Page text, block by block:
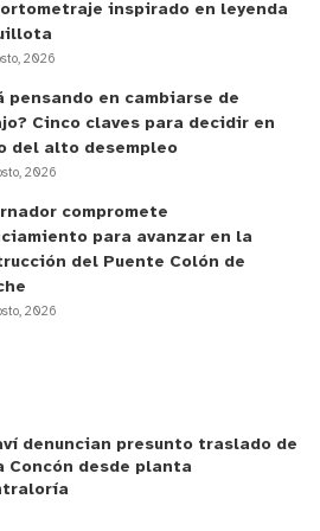
y eléctricas; mejoramiento
y mejoramiento de la
por una inversión de más
ex Escuela La Greda fue
en el año 2011 debido a
de aire que afectaron a 42
alumnos, profesores y
Tras mediciones y
de contaminantes en las
Marcos Morales,
inspirado en leyenda
2026
pensando en cambiarse de
Cinco claves para decidir en
del alto desempleo
2026
compromete
para avanzar en la
del Puente Colón de
2026
denuncian presunto traslado de
Concón desde planta